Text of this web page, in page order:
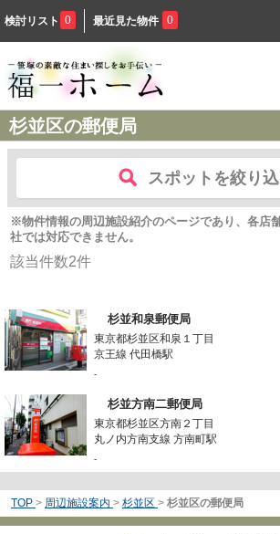
検討リスト 0 最近見た物件 0
杉並区の郵便局
スポットを絞り
※物件情報の周辺施設紹介のページであり、各店
社では対応できません。
該当件数2件
杉並和泉郵便局
東京都杉並区和泉１丁目
京王線 代田橋駅
-
杉並方南二郵便局
東京都杉並区方南２丁目
丸ノ内方南支線 方南町駅
-
TOP > 周辺施設案内 > 杉並区 > 杉並区の郵便局